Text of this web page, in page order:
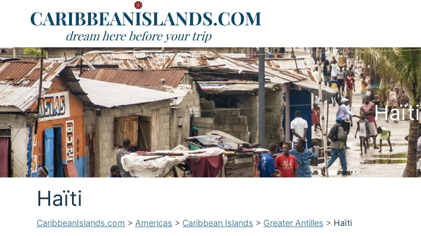
Haïti
Haïti
CaribbeanIslands.com > Americas > Caribbean Islands > Greater Antilles > Haïti